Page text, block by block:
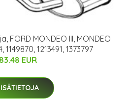
FORD MONDEO III, MONDEO
1149870, 1213491, 1373797
83.48 EUR